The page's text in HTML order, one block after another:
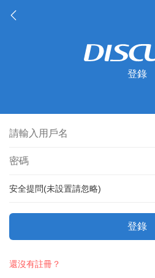
登錄
安全提問(未設置請忽略)
登錄
還沒有註冊？